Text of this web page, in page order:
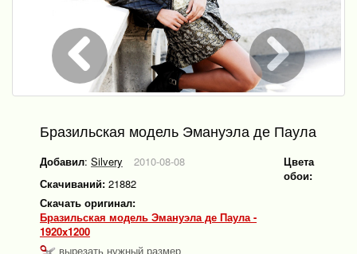
Бразильская модель Эмануэла де Паула
Добавил: Silvery
2010-08-08
Скачиваний: 21882
Скачать оригинал:
Бразильская модель Эмануэла де Паула -
1920x1200
вырезать нужный размер
Цвета
обои: